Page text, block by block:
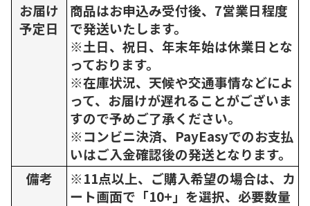
お届け
予定日
商品はお申込み受付後、7営業日程度
で発送いたします。
※土日、祝日、年末年始は休業日とな
っております。
※在庫状況、天候や交通事情などによ
って、お届けが遅れることがございま
すので予めご了承ください。
※コンビニ決済、PayEasyでのお支払
いはご入金確認後の発送となります。
備考
※11点以上、ご購入希望の場合は、カ
ート画面で「10+」を選択、必要数量